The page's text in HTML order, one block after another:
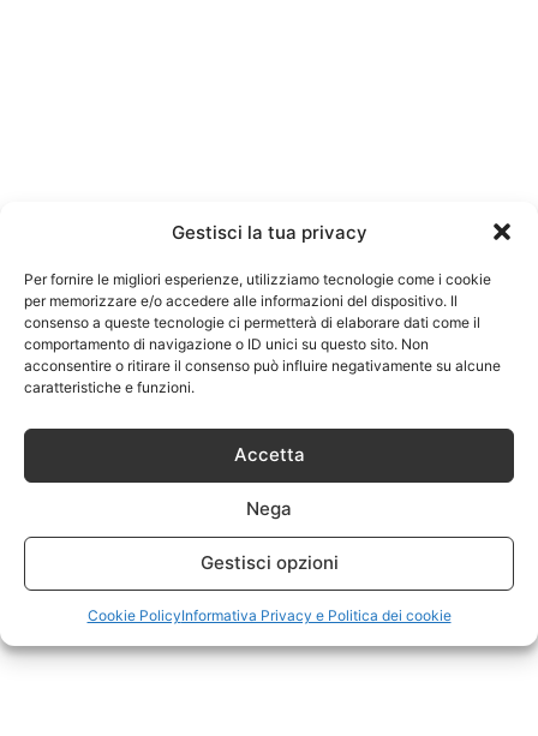
Gestisci la tua privacy
Per fornire le migliori esperienze, utilizziamo tecnologie come i cookie
per memorizzare e/o accedere alle informazioni del dispositivo. Il
consenso a queste tecnologie ci permetterà di elaborare dati come il
comportamento di navigazione o ID unici su questo sito. Non
acconsentire o ritirare il consenso può influire negativamente su alcune
caratteristiche e funzioni.
Accetta
Nega
Gestisci opzioni
Cookie PolicyInformativa Privacy e Politica dei cookie